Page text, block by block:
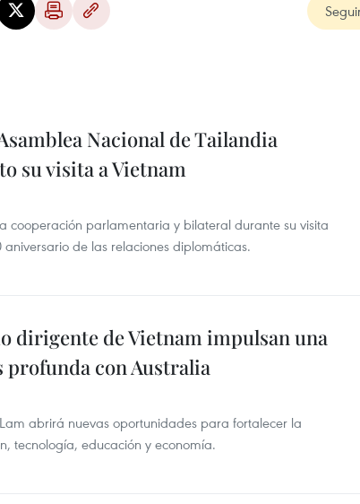
Nacional de Tailandia
su visita a Vietnam
cooperación parlamentaria y bilateral durante su visita
de las relaciones diplomáticas.
dirigente de Vietnam impulsan una
profunda con Australia
abrirá nuevas oportunidades para fortalecer la
tecnología, educación y economía.